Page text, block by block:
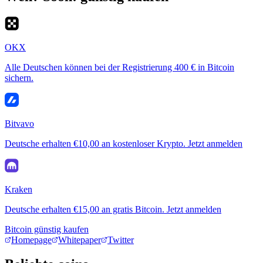
OKX
Alle Deutschen können bei der Registrierung 400 € in Bitcoin
sichern.
Bitvavo
Deutsche erhalten €10,00 an kostenloser Krypto. Jetzt anmelden
Kraken
Deutsche erhalten €15,00 an gratis Bitcoin. Jetzt anmelden
Bitcoin günstig kaufen
Homepage
Whitepaper Twitter